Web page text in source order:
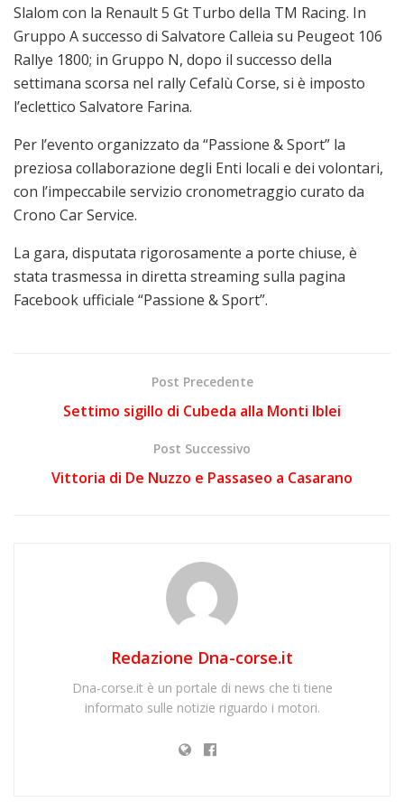
Slalom con la Renault 5 Gt Turbo della TM Racing. In
Gruppo A successo di Salvatore Calleia su Peugeot 106
Rallye 1800; in Gruppo N, dopo il successo della
settimana scorsa nel rally Cefalù Corse, si è imposto
l’eclettico Salvatore Farina.
Per l’evento organizzato da “Passione & Sport” la
preziosa collaborazione degli Enti locali e dei volontari,
con l’impeccabile servizio cronometraggio curato da
Crono Car Service.
La gara, disputata rigorosamente a porte chiuse, è
stata trasmessa in diretta streaming sulla pagina
Facebook ufficiale “Passione & Sport”.
Post Precedente
Settimo sigillo di Cubeda alla Monti Iblei
Post Successivo
Vittoria di De Nuzzo e Passaseo a Casarano
Redazione Dna-corse.it
Dna-corse.it è un portale di news che ti tiene
informato sulle notizie riguardo i motori.